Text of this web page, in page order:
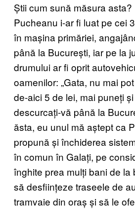
Știi cum sună măsura
Pucheanu i-ar fi luat pe cei
în mașina primăriei,
până la București, iar pe la
drumului ar fi oprit
oamenilor: „Gata, nu mai
de-aici 5 de lei, mai puneți
descurcați-vă până la
ăsta, eu unul mă aștept ca
propună și închiderea
în comun în Galați, pe
înghite prea mulți bani de la
să desființeze traseele de
tramvaie din oraș și să le